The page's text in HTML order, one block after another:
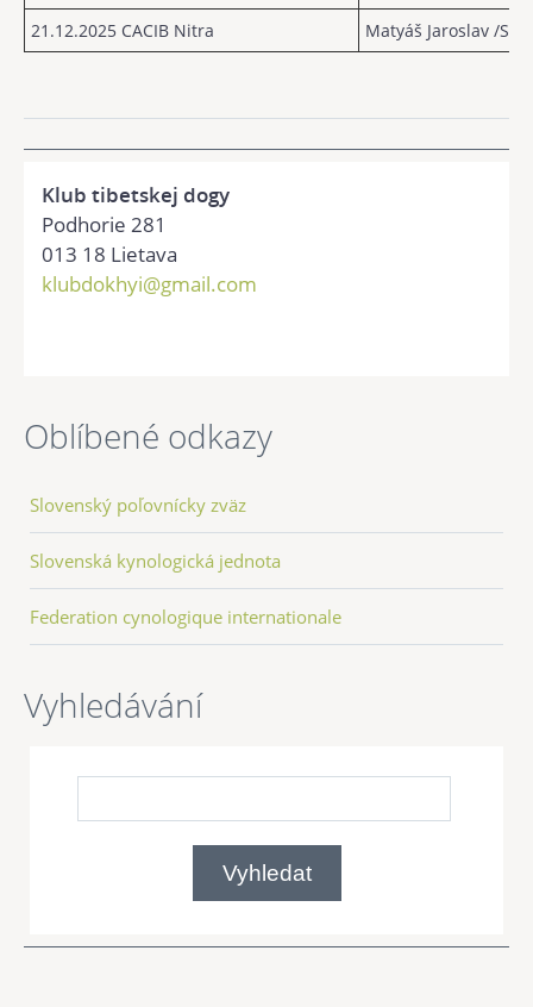
21.12.2025 CACIB Nitra
Matyáš Jaroslav /SK/
Klub tibetskej dogy
Podhorie 281
013 18 Lietava
klubdokhyi@gmail.com
Oblíbené odkazy
Slovenský poľovnícky zväz
Slovenská kynologická jednota
Federation cynologique internationale
Vyhledávání